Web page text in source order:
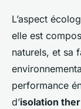
L’aspect
elle est
naturels, et sa
performance
d’isolation